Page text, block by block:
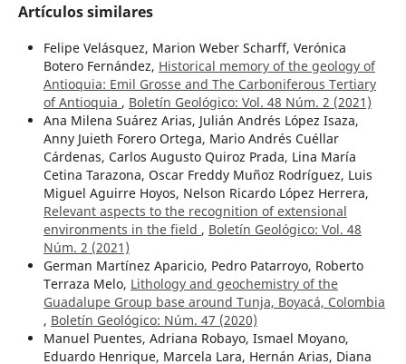
Artículos similares
Felipe Velásquez, Marion Weber Scharff, Verónica
Botero Fernández, Historical memory of the geology of
Antioquia: Emil Grosse and The Carboniferous Tertiary
of Antioquia , Boletín Geológico: Vol. 48 Núm. 2 (2021)
Ana Milena Suárez Arias, Julián Andrés López Isaza,
Anny Juieth Forero Ortega, Mario Andrés Cuéllar
Cárdenas, Carlos Augusto Quiroz Prada, Lina María
Cetina Tarazona, Oscar Freddy Muñoz Rodríguez, Luis
Miguel Aguirre Hoyos, Nelson Ricardo López Herrera,
Relevant aspects to the recognition of extensional
environments in the field , Boletín Geológico: Vol. 48
Núm. 2 (2021)
German Martínez Aparicio, Pedro Patarroyo, Roberto
Terraza Melo, Lithology and geochemistry of the
Guadalupe Group base around Tunja, Boyacá, Colombia
, Boletín Geológico: Núm. 47 (2020)
Manuel Puentes, Adriana Robayo, Ismael Moyano,
Eduardo Henrique, Marcela Lara, Hernán Arias, Diana